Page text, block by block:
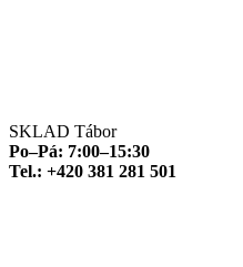
SKLAD Tábor
Po–Pá: 7:00–15:30
Tel.: +420 381 281 501